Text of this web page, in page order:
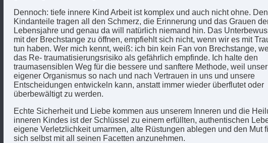
Dennoch: tiefe innere Kind Arbeit ist komplex und auch nicht ohne.
Kindanteile tragen all den Schmerz, die Erinnerung und das Grauen
Lebensjahre und genau da will natürlich niemand hin. Das
mit der Brechstange zu öffnen, empfiehlt sich nicht, wenn wir es mit
tun haben. Wer mich kennt, weiß: ich bin kein Fan von Brechstange,
das Re- traumatisierungsrisiko als gefährlich empfinde. Ich halte den
traumasensiblen Weg für die bessere und sanftere Methode, weil unser
eigener Organismus so nach und nach Vertrauen in uns und unsere
Entscheidungen entwickeln kann, anstatt immer wieder überflutet oder
überbewältigt zu werden.
Echte Sicherheit und Liebe kommen aus unserem Inneren und die
inneren Kindes ist der Schlüssel zu einem erfüllten, authentischen
eigene Verletzlichkeit umarmen, alte Rüstungen ablegen und den Mut
sich selbst mit all seinen Facetten anzunehmen.